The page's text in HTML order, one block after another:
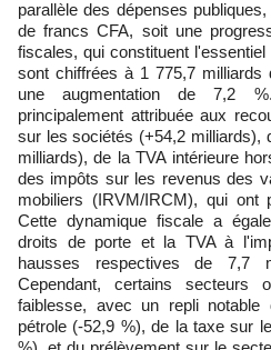
parallèle des dépenses
de francs CFA, soit une
fiscales, qui constituent
sont chiffrées à 1 775,7 milliards
une augmentation de 7,2
principalement attribuée aux
sur les sociétés (+54,2 milliards),
milliards), de la TVA intérieure
des impôts sur les revenus des
mobiliers (IRVM/IRCM), qui ont
Cette dynamique fiscale a
droits de porte et la TVA à
hausses respectives de 7,7
Cependant, certains
faiblesse, avec un repli
pétrole (-52,9 %), de la taxe sur